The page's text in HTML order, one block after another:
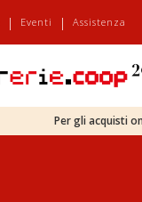
| Eventi | Assistenza
Per gli acquisti